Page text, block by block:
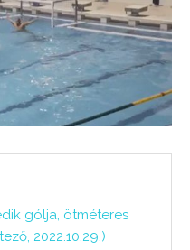
gólja, ötméteres
2022.10.29.)